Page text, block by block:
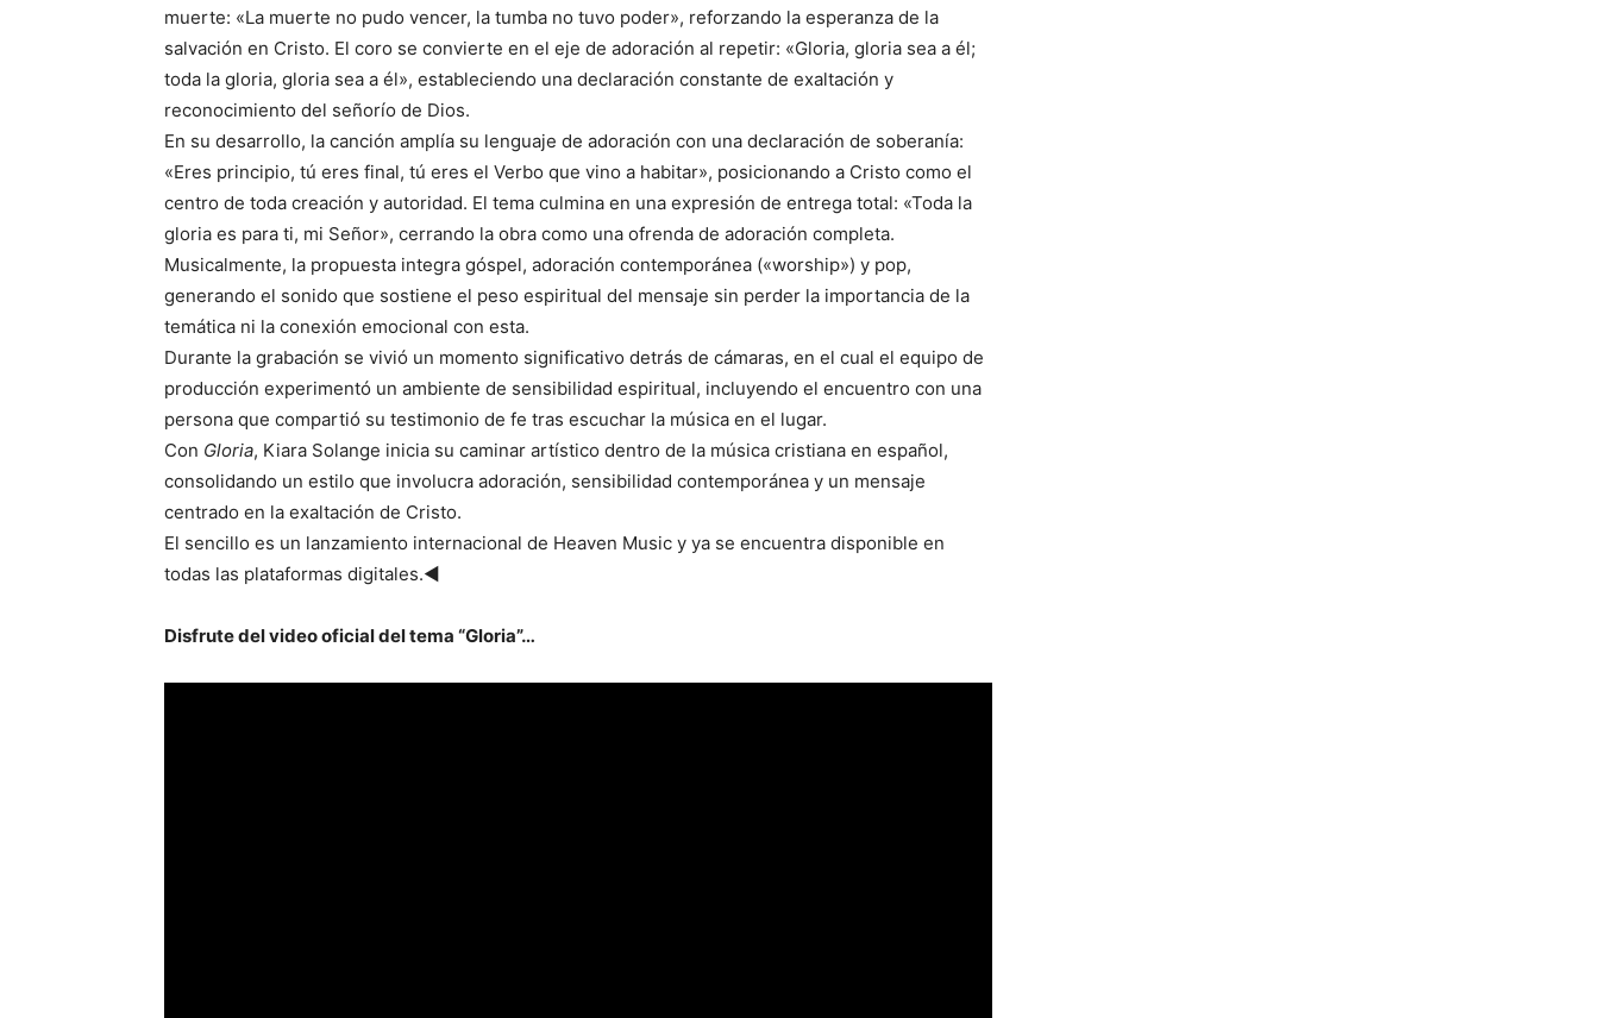
muerte: «La muerte no pudo vencer, la tumba no tuvo poder», reforzando la esperanza de la
salvación en Cristo. El coro se convierte en el eje de adoración al repetir: «Gloria, gloria sea a él;
toda la gloria, gloria sea a él», estableciendo una declaración constante de exaltación y
reconocimiento del señorío de Dios.
En su desarrollo, la canción amplía su lenguaje de adoración con una declaración de soberanía:
«Eres principio, tú eres final, tú eres el Verbo que vino a habitar», posicionando a Cristo como el
centro de toda creación y autoridad. El tema culmina en una expresión de entrega total: «Toda la
gloria es para ti, mi Señor», cerrando la obra como una ofrenda de adoración completa.
Musicalmente, la propuesta integra góspel, adoración contemporánea («worship») y pop,
generando el sonido que sostiene el peso espiritual del mensaje sin perder la importancia de la
temática ni la conexión emocional con esta.
Durante la grabación se vivió un momento significativo detrás de cámaras, en el cual el equipo de
producción experimentó un ambiente de sensibilidad espiritual, incluyendo el encuentro con una
persona que compartió su testimonio de fe tras escuchar la música en el lugar.
Con Gloria, Kiara Solange inicia su caminar artístico dentro de la música cristiana en español,
consolidando un estilo que involucra adoración, sensibilidad contemporánea y un mensaje
centrado en la exaltación de Cristo.
El sencillo es un lanzamiento internacional de Heaven Music y ya se encuentra disponible en
todas las plataformas digitales.◄
Disfrute del video oficial del tema “Gloria”…